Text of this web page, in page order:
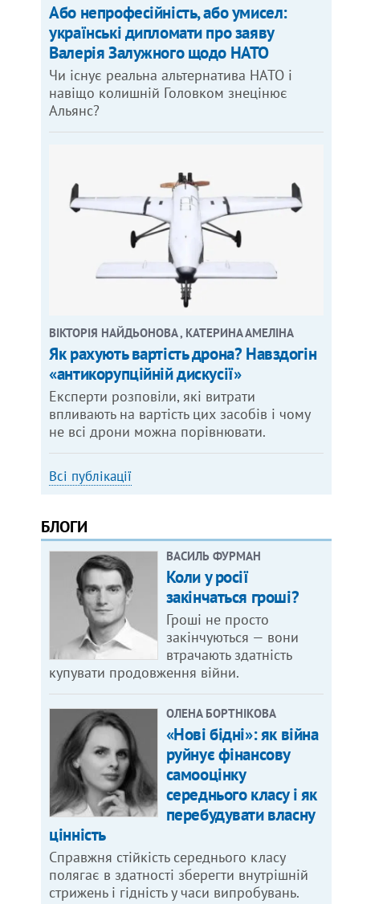
Або непрофесійність, або умисел:
українські дипломати про заяву
Валерія Залужного щодо НАТО
Чи існує реальна альтернатива НАТО і
навіщо колишній Головком знецінює
Альянс?
ВІКТОРІЯ НАЙДЬОНОВА , КАТЕРИНА АМЕЛІНА
Як рахують вартість дрона? Навздогін
«антикорупційній дискусії»
Експерти розповіли, які витрати
впливають на вартість цих засобів і чому
не всі дрони можна порівнювати.
Всі публікації
БЛОГИ
ВАСИЛЬ ФУРМАН
Коли у росії
закінчаться гроші?
Гроші не просто
закінчуються — вони
втрачають здатність
купувати продовження війни.
ОЛЕНА БОРТНІКОВА
«Нові бідні»: як війна
руйнує фінансову
самооцінку
середнього класу і як
перебудувати власну
цінність
Справжня стійкість середнього класу
полягає в здатності зберегти внутрішній
стрижень і гідність у часи випробувань.